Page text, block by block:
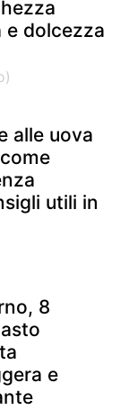
e dolcezza
alle uova
utili in
8
e